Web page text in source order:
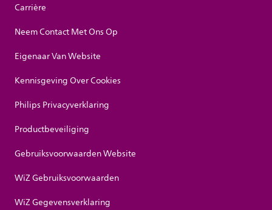
Carrière
Neem Contact Met Ons Op
Eigenaar Van Website
Kennisgeving Over Cookies
Philips Privacyverklaring
Productbeveiliging
Gebruiksvoorwaarden Website
WiZ Gebruiksvoorwaarden
WiZ Gegevensverklaring